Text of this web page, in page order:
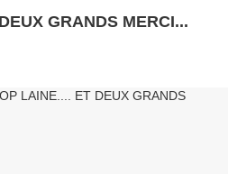
GRANDS MERCI...